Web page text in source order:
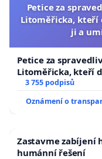
Petice za
Litoměřicka, kteří
ji a
Petice za
Litoměřicka, kteří
a umírání zvířete
3 755 podpisů
Oznámení o
Zastavme zabíjení
humánní řešení